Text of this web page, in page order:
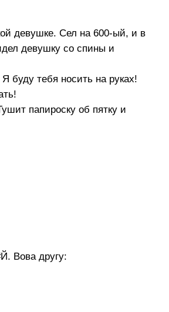
девушке. Сел на 600-ый, и в
девушку со спины и
тебя носить на руках!
папироску об пятку и
Вова другу: